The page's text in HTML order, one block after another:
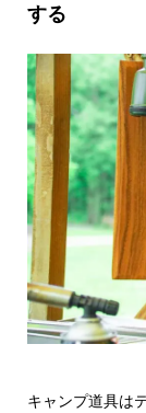
する
キャンプ道具は